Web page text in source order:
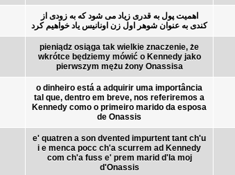
اهميت پول به قدری زياد می شود که به زودی از
کندی به عنوان شوهر اول زن اونانيس ياد خواهيم کرد
pieniądz osiąga tak wielkie znaczenie, że
wkrótce będziemy mówić o Kennedy jako
pierwszym mężu żony Onassisa
o dinheiro está a adquirir uma importância
tal que, dentro em breve, nos referiremos a
Kennedy como o primeiro marido da esposa
de Onassis
e' quatren a son dvented impurtent tant ch'u
i e menca pocc ch'a scurrem ad Kennedy
com ch'a fuss e' prem marid d'la moj
d'Onassis